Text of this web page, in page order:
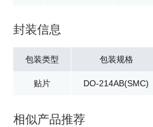
封装信息
包装类型
贴片
包装规格
DO-214AB(SMC)
相似产品推荐